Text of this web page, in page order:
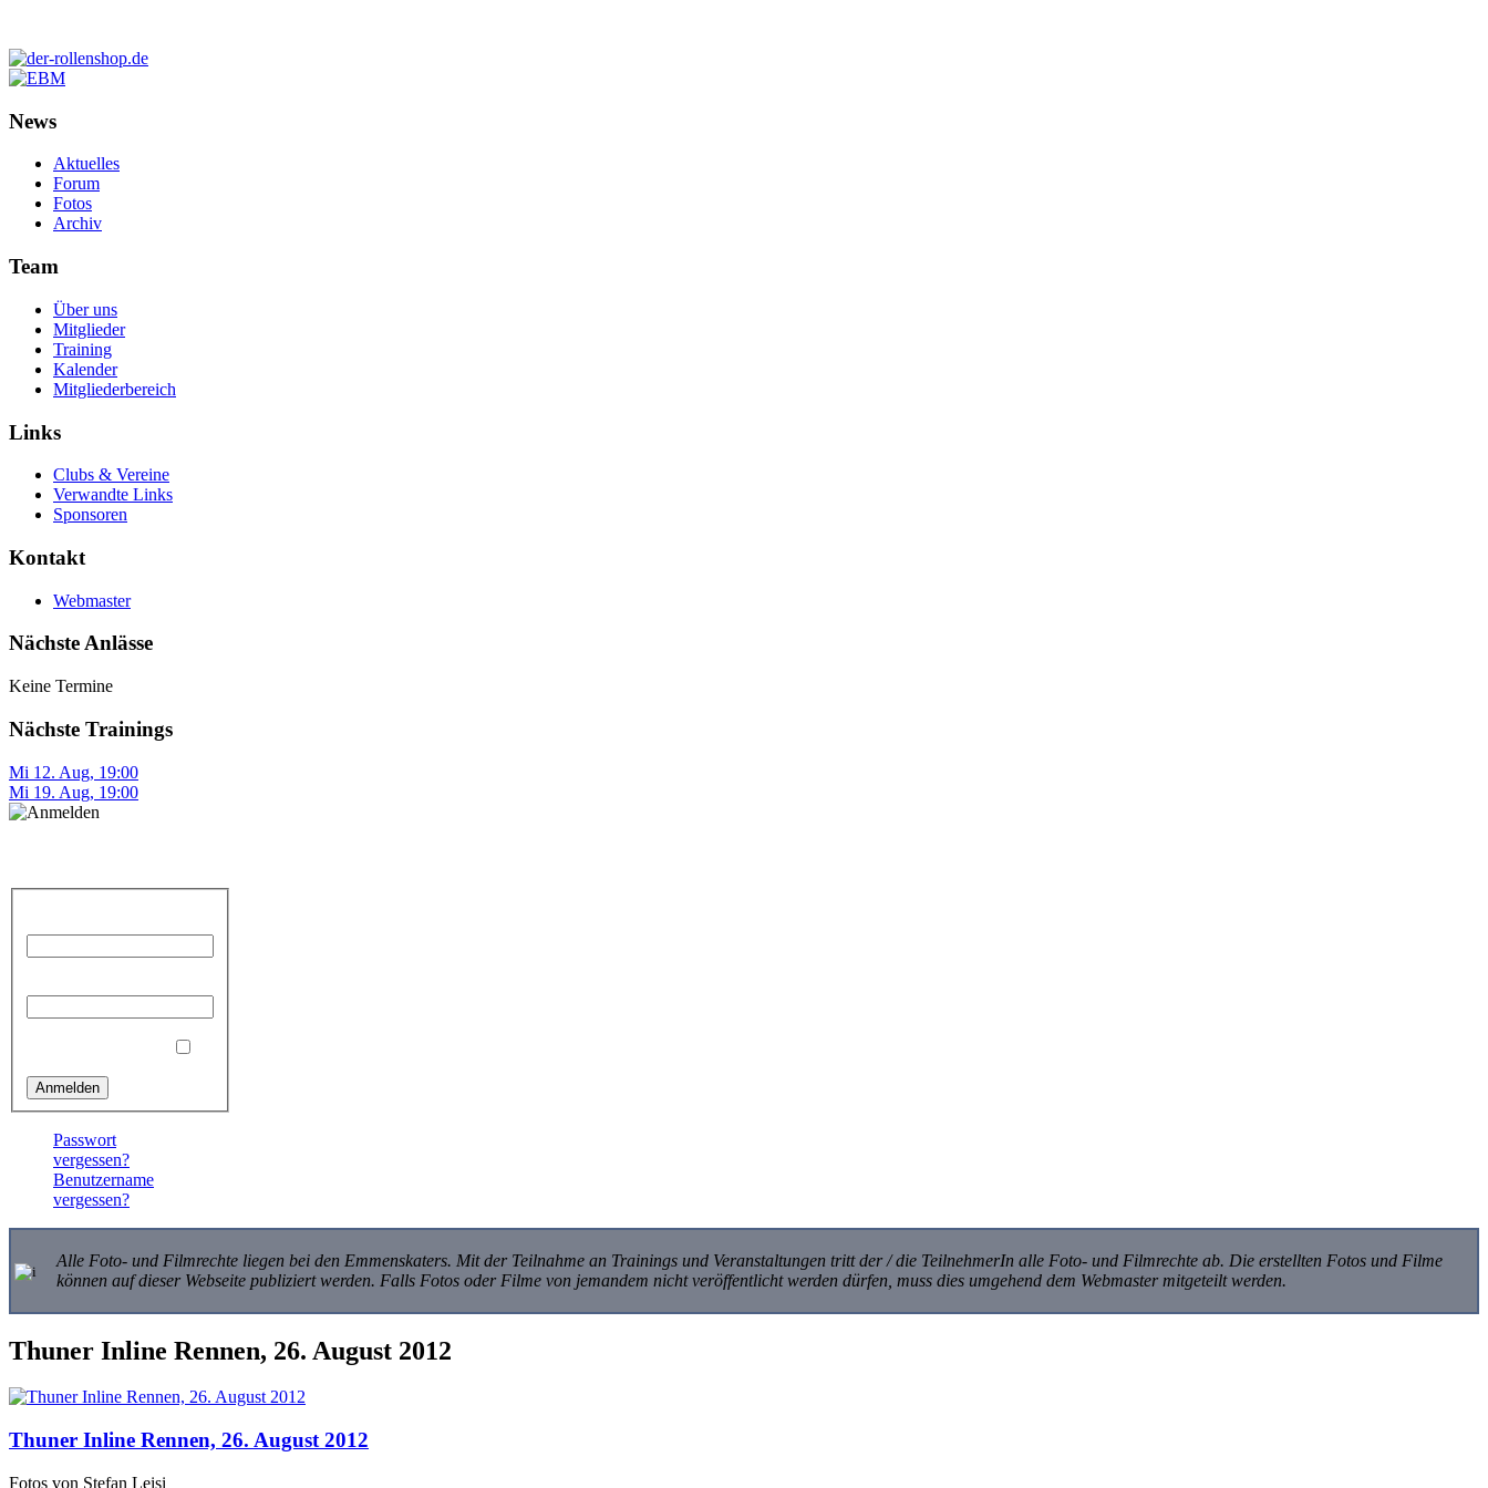
News
Aktuelles
Forum
Fotos
Archiv
Team
Über uns
Mitglieder
Training
Kalender
Mitgliederbereich
Links
Clubs & Vereine
Verwandte Links
Sponsoren
Kontakt
Webmaster
Nächste Anlässe
Keine Termine
Nächste Trainings
Mi 12. Aug, 19:00
Mi 19. Aug, 19:00
Passwort
vergessen?
Benutzername
vergessen?
Alle Foto- und Filmrechte liegen bei den Emmenskaters. Mit der Teilnahme an Trainings und Veranstaltungen tritt der / die TeilnehmerIn alle Foto- und Filmrechte ab. Die erstellten Fotos und Filme
können auf dieser Webseite publiziert werden. Falls Fotos oder Filme von jemandem nicht veröffentlicht werden dürfen, muss dies umgehend dem Webmaster mitgeteilt werden.
Thuner Inline Rennen, 26. August 2012
Thuner Inline Rennen, 26. August 2012
Fotos von Stefan Leisi